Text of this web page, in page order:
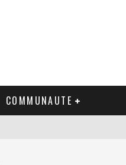
COMMUNAUTE